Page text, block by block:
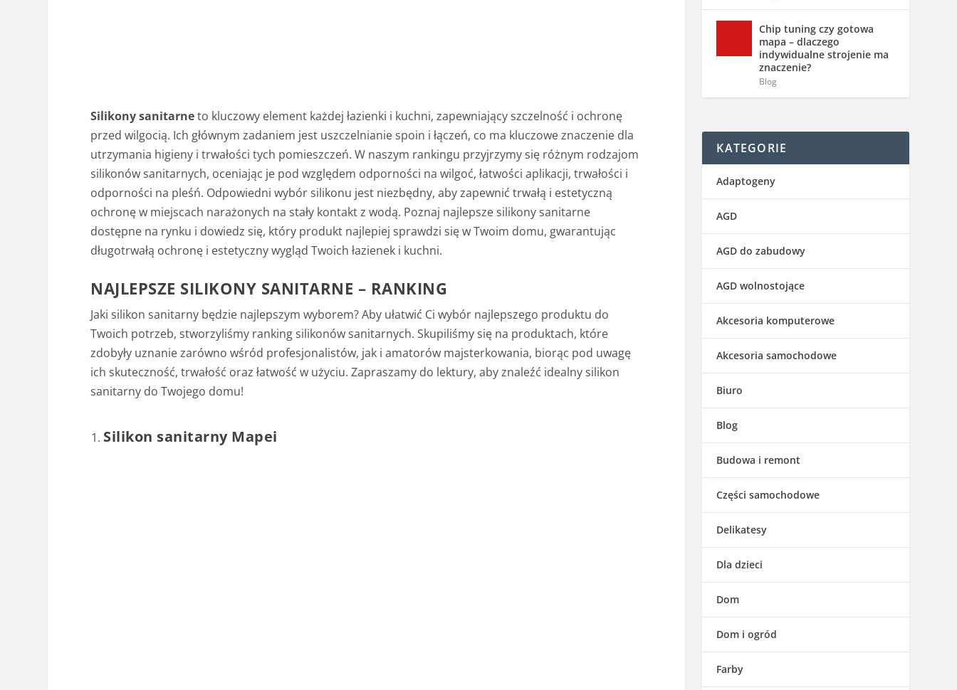
Silikony sanitarneto kluczowy element każdej łazienki i kuchni, zapewniający szczelność i ochronę
przed wilgocią. Ich głównym zadaniem jest uszczelnianie spoin i łączeń, co ma kluczowe znaczenie dla
utrzymania higieny i trwałości tych pomieszczeń. W naszym rankingu przyjrzymy się różnym rodzajom
silikonów sanitarnych, oceniając je pod względem odporności na wilgoć, łatwości aplikacji, trwałości i
odporności na pleśń. Odpowiedni wybór silikonu jest niezbędny, aby zapewnić trwałą i estetyczną
ochronę w miejscach narażonych na stały kontakt z wodą. Poznaj najlepsze silikony sanitarne
dostępne na rynku i dowiedz się, który produkt najlepiej sprawdzi się w Twoim domu, gwarantując
długotrwałą ochronę i estetyczny wygląd Twoich łazienek i kuchni.
NAJLEPSZE SILIKONY SANITARNE – RANKING
Jaki silikon sanitarny będzie najlepszym wyborem? Aby ułatwić Ci wybór najlepszego produktu do
Twoich potrzeb, stworzyliśmy ranking silikonów sanitarnych. Skupiliśmy się na produktach, które
zdobyły uznanie zarówno wśród profesjonalistów, jak i amatorów majsterkowania, biorąc pod uwagę
ich skuteczność, trwałość oraz łatwość w użyciu. Zapraszamy do lektury, aby znaleźć idealny silikon
sanitarny do Twojego domu!
Silikon sanitarny Mapei
Chip tuning czy gotowa
mapa – dlaczego
indywidualne strojenie ma
znaczenie?
Blog
KATEGORIE
Adaptogeny
AGD
AGD do zabudowy
AGD wolnostojące
Akcesoria komputerowe
Akcesoria samochodowe
Biuro
Blog
Budowa i remont
Części samochodowe
Delikatesy
Dla dzieci
Dom
Dom i ogród
Farby